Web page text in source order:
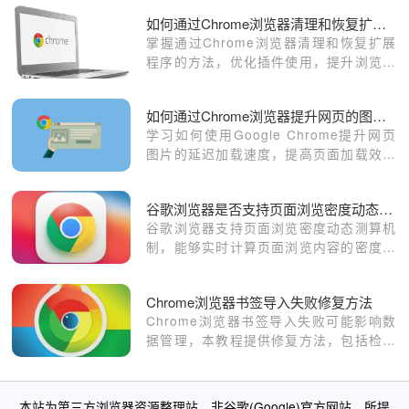
如何通过Chrome浏览器清理和恢复扩展程序
掌握通过Chrome浏览器清理和恢复扩展
程序的方法，优化插件使用，提升浏览器
如何通过Chrome浏览器提升网页的图片延迟加载速度
学习如何使用Google Chrome提升网页
图片的延迟加载速度，提高页面加载效率
谷歌浏览器是否支持页面浏览密度动态测算机制
谷歌浏览器支持页面浏览密度动态测算机
制，能够实时计算页面浏览内容的密度并
的可读性和用户互动体验。
Chrome浏览器书签导入失败修复方法
Chrome浏览器书签导入失败可能影响数
据管理，本教程提供修复方法，包括检查
操作，保障书签完整。